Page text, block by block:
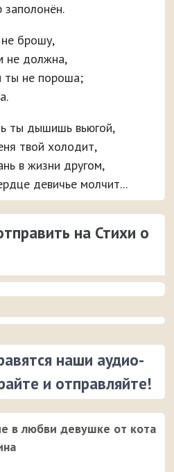
не брошу,
не должна,
ты не пороша;
ты дышишь вьюгой,
твой холодит,
в жизни другом,
девичье молчит...
на Стихи о
наши аудио-
и отправляйте!
в любви девушке от кота